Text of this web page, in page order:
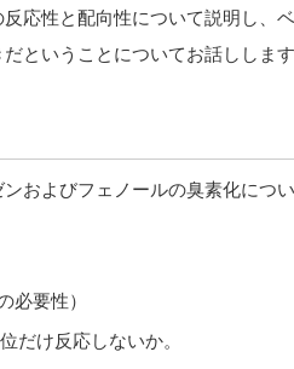
応性と配向性について説明し、
ということについてお話しします
およびフェノールの臭素化につ
必要性）
だけ反応しないか。